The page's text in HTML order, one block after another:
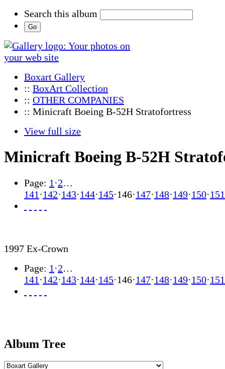
Search this album
Boxart Gallery
:: BoxArt Collection
:: OTHER COMPANIES
:: Minicraft Boeing B-52H Stratofortress
View full size
Minicraft Boeing B-52H
Page: 1 ·2…
141 ·142·143·144·145·146·147·148·149·150·151
1997 Ex-Crown
Page: 1 ·2…
141 ·142·143·144·145·146·147·148·149·150·151
Album Tree